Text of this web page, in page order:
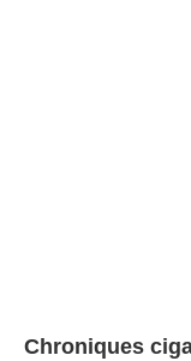
Chroniques